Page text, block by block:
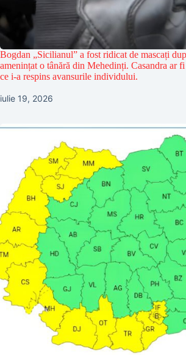
Bogdan „Sicilianul” a fost ridicat de mascați
amenințat o tânără din Mehedinți. Casandra ar
ce i-a respins avansurile individului.
iulie 19, 2026